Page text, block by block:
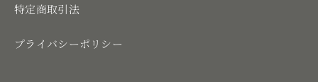
特定商取引法
プライバシーポリシー